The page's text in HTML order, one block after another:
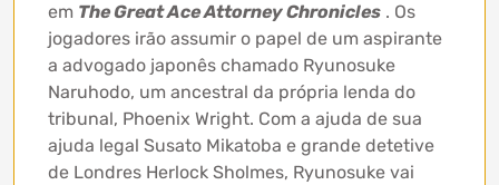
em The Great Ace Attorney Chronicles . Os
jogadores irão assumir o papel de um aspirante
a advogado japonês chamado Ryunosuke
Naruhodo, um ancestral da própria lenda do
tribunal, Phoenix Wright. Com a ajuda de sua
ajuda legal Susato Mikatoba e grande detetive
de Londres Herlock Sholmes, Ryunosuke vai